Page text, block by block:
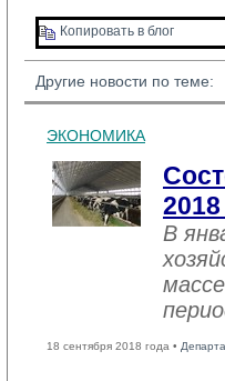
Копировать в блог
Другие новости по теме:
ЭКОНОМИКА
В
18 сентября 2018 года •